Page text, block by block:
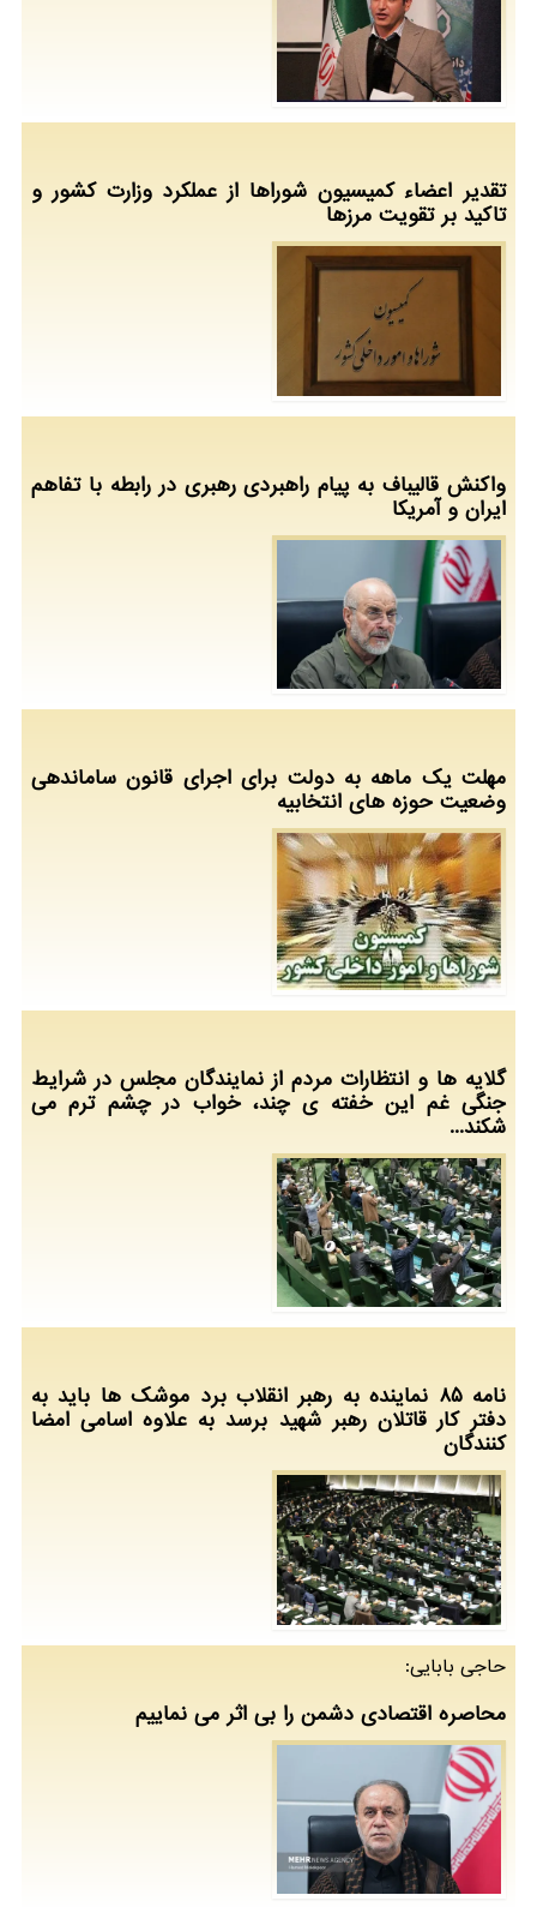
تقدیر اعضاء کمیسیون شوراها از عملکرد وزارت کشور و
تاکید بر تقویت مرزها
واکنش قالیباف به پیام راهبردی رهبری در رابطه با تفاهم
ایران و آمریکا
مهلت یک ماهه به دولت برای اجرای قانون ساماندهی
وضعیت حوزه های انتخابیه
گلایه ها و انتظارات مردم از نمایندگان مجلس در شرایط
جنگی غم این خفته ی چند، خواب در چشم ترم می
شکند...
نامه ۸۵ نماینده به رهبر انقلاب برد موشک ها باید به
دفتر کار قاتلان رهبر شهید برسد به علاوه اسامی امضا
کنندگان
حاجی بابایی:
محاصره اقتصادی دشمن را بی اثر می نماییم